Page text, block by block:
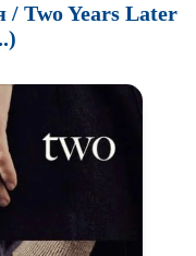
/ Two Years Later